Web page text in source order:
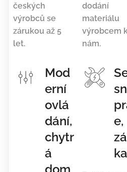
českých
výrobců se
zárukou až 5
let.
dodání
materiálu
výrobcem k
nám.
Mod
erní
ovlá
dání,
chytr
á
dom
e,
ka